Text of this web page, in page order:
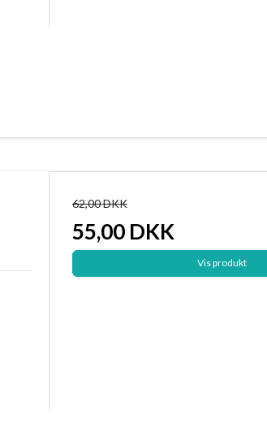
62,00 DKK
55,00 DKK
Vis produkt